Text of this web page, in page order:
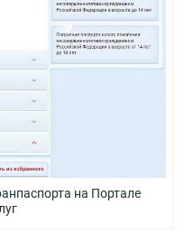
на Портале